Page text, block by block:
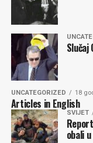
UNCATEGORIZED 18
Articles in English
SVIJET
obali